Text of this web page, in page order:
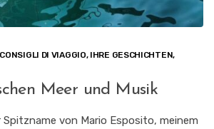
CONSIGLI DI VIAGGIO, IHRE GESCHICHTEN,
Meer und Musik
Spitzname von Mario Esposito, meinem